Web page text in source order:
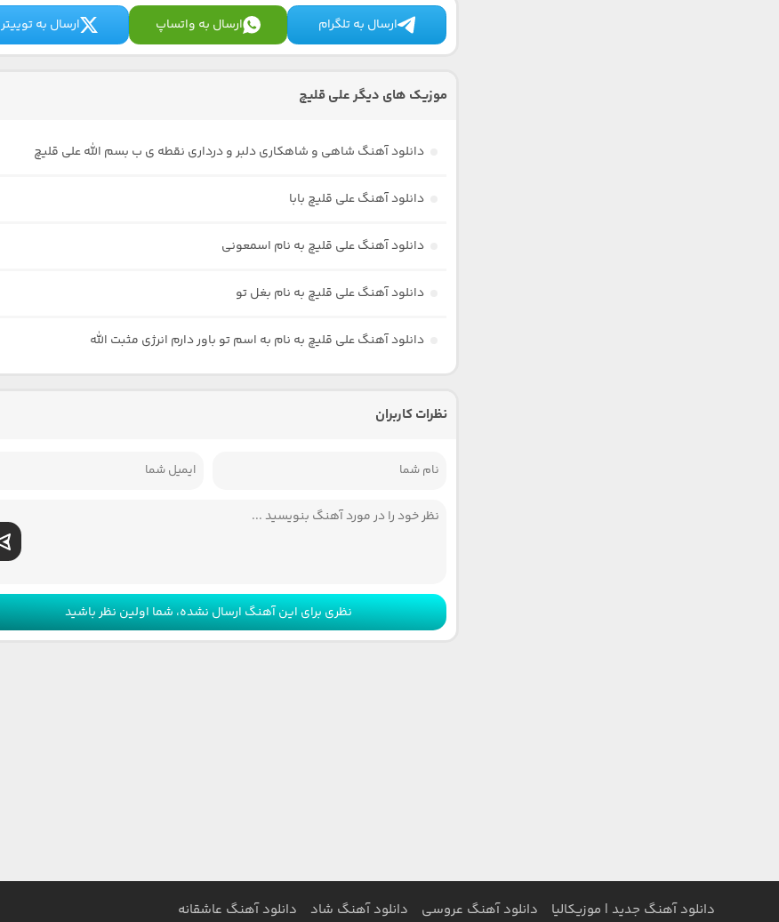
ارسال به تلگرام ارسال به واتساپ ارسال به توییتر
موزیک های دیگر علی قلیچ
دانلود آهنگ شاهی و شاهکاری دلبر و درداری نقطه ی ب بسم الله علی قلیچ
دانلود آهنگ علی قلیچ بابا
دانلود آهنگ علی قلیچ به نام اسمعونی
دانلود آهنگ علی قلیچ به نام بغل تو
دانلود آهنگ علی قلیچ به نام به اسم تو باور دارم انرژی مثبت الله
نظرات کاربران
نظری برای این آهنگ ارسال نشده، شما اولین نظر باشید
دانلود آهنگ جدید | موزیکالیا دانلود آهنگ عروسی دانلود آهنگ شاد دانلود آهنگ عاشقانه